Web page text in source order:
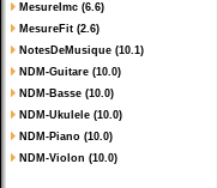
MesureImc (6.6)
MesureFit (2.6)
NotesDeMusique (10.1)
NDM-Guitare (10.0)
NDM-Basse (10.0)
NDM-Ukulele (10.0)
NDM-Piano (10.0)
NDM-Violon (10.0)